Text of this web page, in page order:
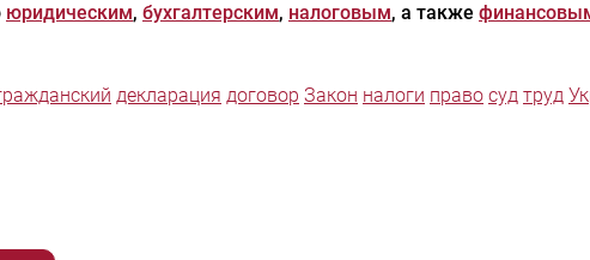
юридическим, бухгалтерским, налоговым, а также
декларация договор Закон налоги право суд труд